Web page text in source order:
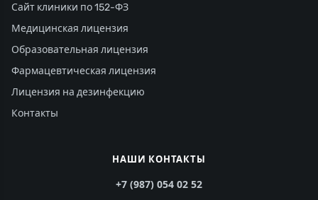
Сайт клиники по 152-ФЗ
Медицинская лицензия
Образовательная лицензия
Фармацевтическая лицензия
Лицензия на дезинфекцию
Контакты
НАШИ КОНТАКТЫ
+7 (987) 054 02 52